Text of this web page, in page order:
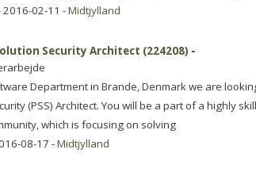
2016-02-11 -Midtjylland
Security Architect (224208) -
Department in Brande, Denmark we are
(PSS) Architect. You will be a part of a highly
which is focusing on solving
08-17 -Midtjylland